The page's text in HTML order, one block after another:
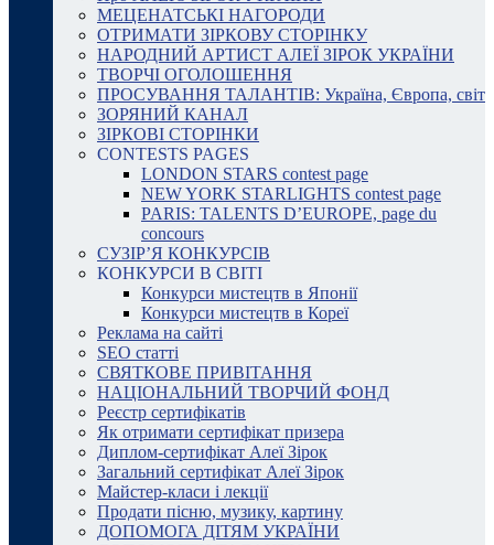
МЕЦЕНАТСЬКІ НАГОРОДИ
ОТРИМАТИ ЗІРКОВУ СТОРІНКУ
НАРОДНИЙ АРТИСТ АЛЕЇ ЗІРОК УКРАЇНИ
ТВОРЧІ ОГОЛОШЕННЯ
ПРОСУВАННЯ ТАЛАНТІВ: Україна, Європа, світ
ЗОРЯНИЙ КАНАЛ
ЗІРКОВІ СТОРІНКИ
CONTESTS PAGES
LONDON STARS contest page
NEW YORK STARLIGHTS contest page
PARIS: TALENTS D’EUROPE, page du
concours
СУЗІР’Я КОНКУРСІВ
КОНКУРСИ В СВІТІ
Конкурси мистецтв в Японії
Конкурси мистецтв в Кореї
Реклама на сайті
SEO статті
СВЯТКОВЕ ПРИВІТАННЯ
НАЦІОНАЛЬНИЙ ТВОРЧИЙ ФОНД
Реєстр сертифікатів
Як отримати сертифікат призера
Диплом-сертифікат Алеї Зірок
Загальний сертифікат Алеї Зірок
Майстер-класи і лекції
Продати пісню, музику, картину
ДОПОМОГА ДІТЯМ УКРАЇНИ